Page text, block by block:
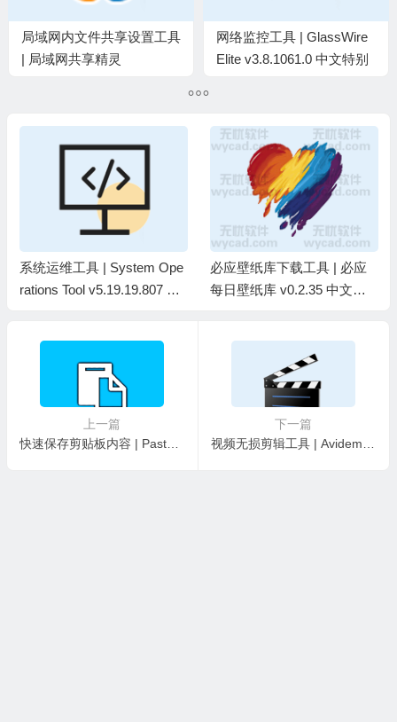
局域网内文件共享设置工具
| 局域网共享精灵
网络监控工具 | GlassWire
Elite v3.8.1061.0 中文特别
系统运维工具 | System Ope
rations Tool v5.19.19.807 中
必应壁纸库下载工具 | 必应
每日壁纸库 v0.2.35 中文绿
上一篇
快速保存剪贴板内容 | PasteIntoFile v5.6.1 中文安装版及绿色版
下一篇